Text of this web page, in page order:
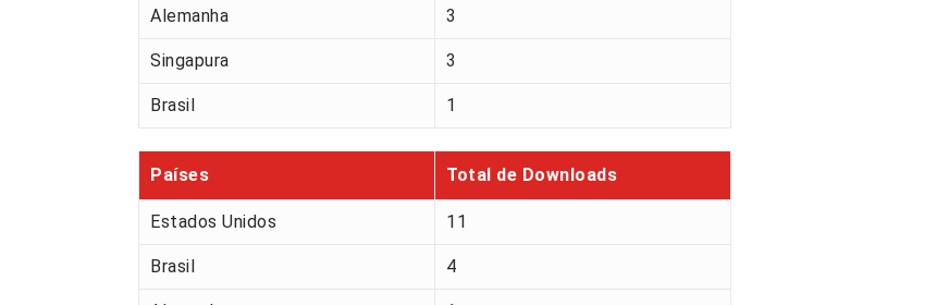
Alemanha 3
Singapura 3
Brasil 1
Países Total de Downloads
Estados Unidos 11
Brasil 4